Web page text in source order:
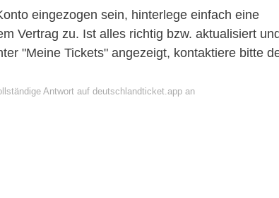
eingezogen sein, hinterlege einfach eine
Vertrag zu. Ist alles richtig bzw. aktualisiert
"Meine Tickets" angezeigt, kontaktiere bitte
Antwort auf deutschlandticket.app an